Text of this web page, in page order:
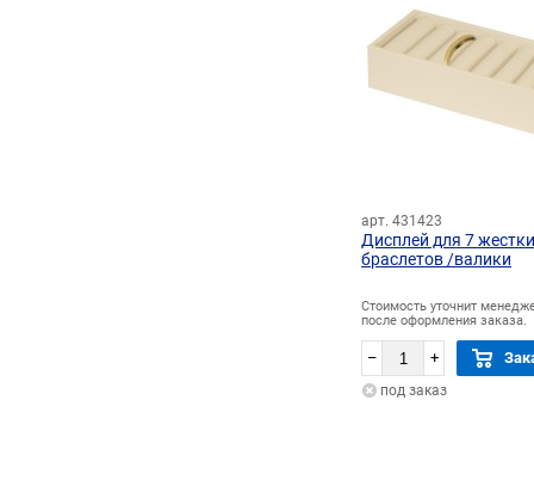
арт. 431423
Дисплей для 7
браслетов /валики
Стоимость уточнит
после оформления заказа.
– +
под заказ